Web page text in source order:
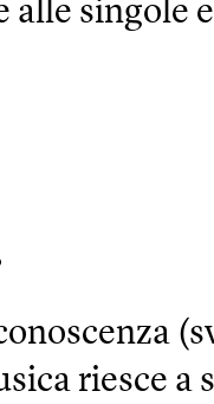
alle singole
riesce